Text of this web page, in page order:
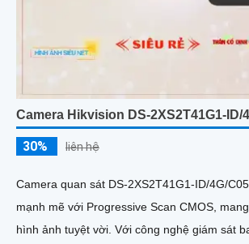
Camera Hikvision DS-2XS2T41G1-ID/
30% liên hệ
Camera quan sát DS-2XS2T41G1-ID/4G/
mạnh mẽ với Progressive Scan CMOS,
hình ảnh tuyệt vời. Với công nghệ giám sát ban đêm Hồng